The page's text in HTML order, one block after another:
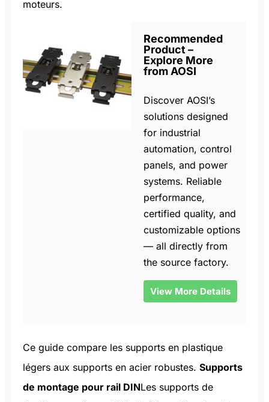
moteurs.
Recommended
Product –
Explore More
from AOSI
Discover AOSI’s
solutions designed
for industrial
automation, control
panels, and power
systems. Reliable
performance,
certified quality, and
customizable options
— all directly from
the source factory.
View More Details
Ce guide compare les supports en plastique
légers aux supports en acier robustes. Supports
de montage pour rail DINLes supports de